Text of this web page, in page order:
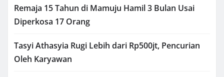
Remaja 15 Tahun di Mamuju Hamil 3 Bulan Usai
Diperkosa 17 Orang
Tasyi Athasyia Rugi Lebih dari Rp500jt, Pencurian
Oleh Karyawan